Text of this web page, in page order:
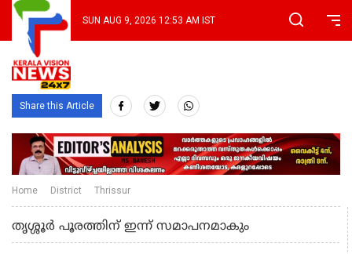
SUN AUG 9, 2026 12:53 AM IST
Share this Article
Home District Thrissur
തൃശ്ശൂര്‍ പൂരത്തിന് ഇന്ന് സമാപനമാകും